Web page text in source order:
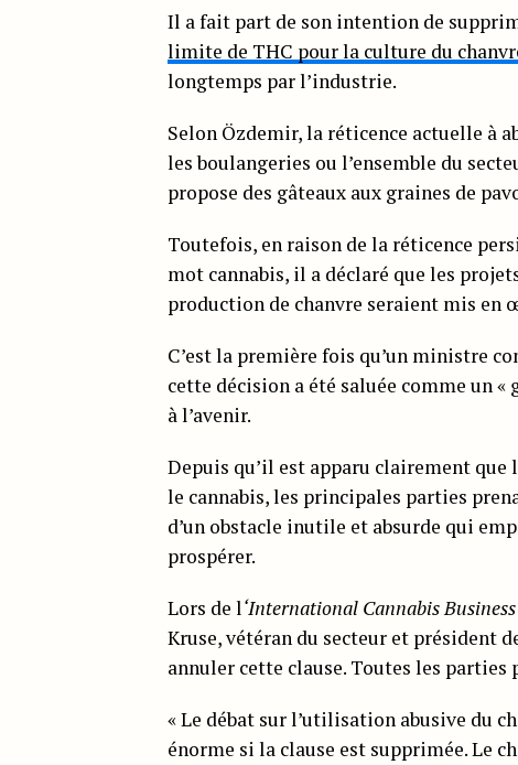
Il a fait part de son intention de
limite de THC pour la culture du
longtemps par l’industrie.
Selon Özdemir, la réticence actuelle à
les boulangeries ou l’ensemble du
propose des gâteaux aux graines de
Toutefois, en raison de la réticence
mot cannabis, il a déclaré que les
production de chanvre seraient mis en
C’est la première fois qu’un ministre
cette décision a été saluée comme un
à l’avenir.
Depuis qu’il est apparu clairement
le cannabis, les principales parties
d’un obstacle inutile et absurde qui
prospérer.
Lors de l‘International Cannabis
Kruse, vétéran du secteur et président
annuler cette clause. Toutes les
« Le débat sur l’utilisation abusive du
énorme si la clause est supprimée. Le